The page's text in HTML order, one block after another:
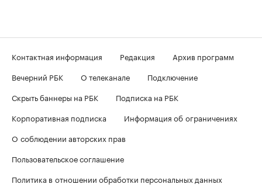
Контактная информация Редакция
Архив программ
Вечерний РБК
О телеканале
Подключение
Скрыть баннеры на РБК
Подписка на РБК
Корпоративная подписка
Информация об ограничениях
О соблюдении авторских прав
Пользовательское соглашение
Политика в отношении обработки персональных данных